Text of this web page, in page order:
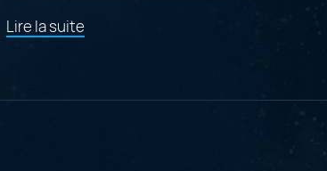
Lire la suitede
l'article